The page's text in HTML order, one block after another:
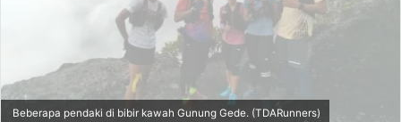
Beberapa pendaki di bibir kawah Gunung Gede. (TDARunners)